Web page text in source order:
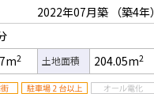
2022年07月築
（築4年）
2 土地面積 204.05m2